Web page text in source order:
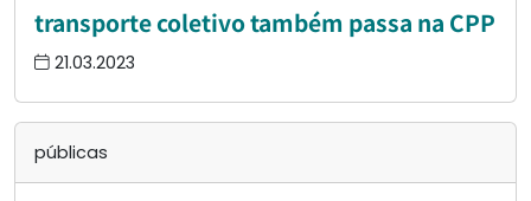
transporte coletivo também passa na CPP
21.03.2023
públicas